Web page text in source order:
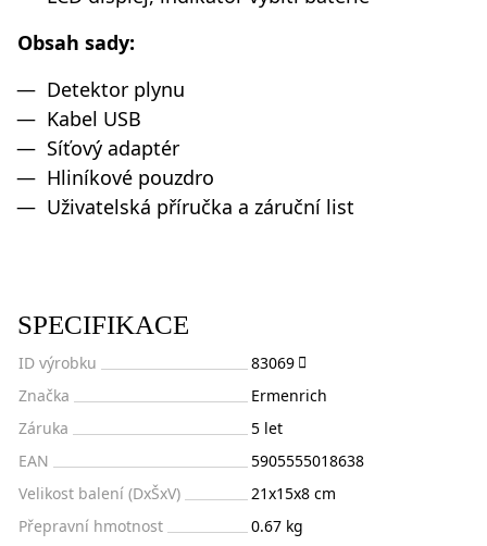
Obsah sady:
Detektor plynu
Kabel USB
Síťový adaptér
Hliníkové pouzdro
Uživatelská příručka a záruční list
SPECIFIKACE
ID výrobku
83069
Značka
Ermenrich
Záruka
5 let
EAN
5905555018638
Velikost balení (DxŠxV)
21x15x8 cm
Přepravní hmotnost
0.67 kg